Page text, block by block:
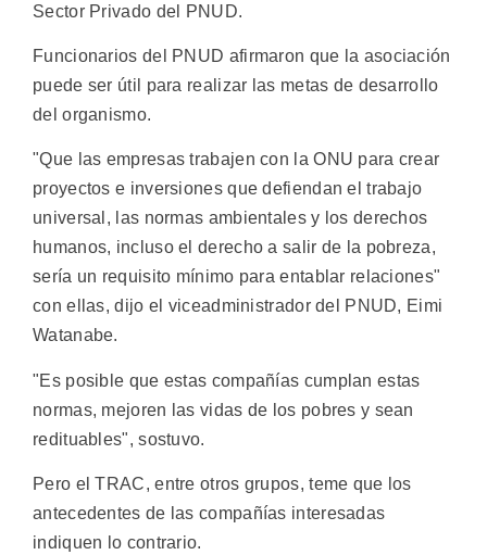
Sector Privado del PNUD.
Funcionarios del PNUD afirmaron que la asociación
puede ser útil para realizar las metas de desarrollo
del organismo.
"Que las empresas trabajen con la ONU para crear
proyectos e inversiones que defiendan el trabajo
universal, las normas ambientales y los derechos
humanos, incluso el derecho a salir de la pobreza,
sería un requisito mínimo para entablar relaciones"
con ellas, dijo el viceadministrador del PNUD, Eimi
Watanabe.
"Es posible que estas compañías cumplan estas
normas, mejoren las vidas de los pobres y sean
redituables", sostuvo.
Pero el TRAC, entre otros grupos, teme que los
antecedentes de las compañías interesadas
indiquen lo contrario.